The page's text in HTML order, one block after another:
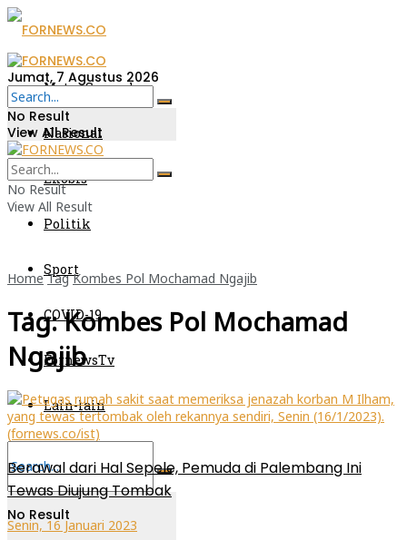
Metro Sumsel
Nasional
Ekobis
Politik
Sport
COVID-19
FornewsTv
Lain-lain
No Result
Jumat, 7 Agustus 2026
No Result
View All Result
No Result
View All Result
Home Tag Kombes Pol Mochamad Ngajib
Tag:Kombes Pol Mochamad
Ngajib
Berawal dari Hal Sepele, Pemuda di Palembang Ini
Tewas Diujung Tombak
Senin, 16 Januari 2023